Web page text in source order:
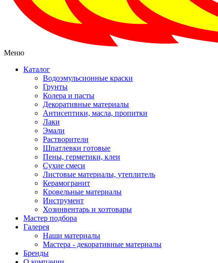
Меню
Каталог
Водоэмульсионные краски
Грунты
Колера и пасты
Декоративные материалы
Антисептики, масла, пропитки
Лаки
Эмали
Растворители
Шпатлевки готовые
Пены, герметики, клеи
Сухие смеси
Листовые материалы, утеплитель
Керамогранит
Кровельные материалы
Инструмент
Хозинвентарь и хозтовары
Мастер подбора
Галерея
Наши материалы
Мастера - декоративные материалы
Бренды